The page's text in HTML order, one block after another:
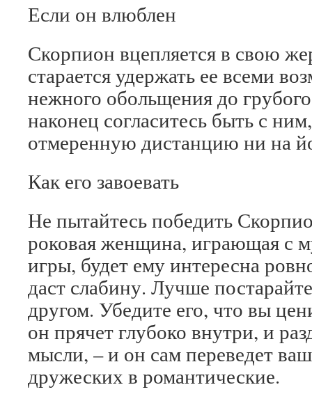
Если он влюблен
Скорпион вцепляется в свою
старается удержать ее всеми
нежного обольщения до
наконец согласитесь быть с
отмеренную дистанцию ни на
Как его завоевать
Не пытайтесь победить
роковая женщина, играющая с
игры, будет ему интересна
даст слабину. Лучше
другом. Убедите его, что вы
он прячет глубоко внутри, и
мысли, – и он сам переведет
дружеских в романтические.